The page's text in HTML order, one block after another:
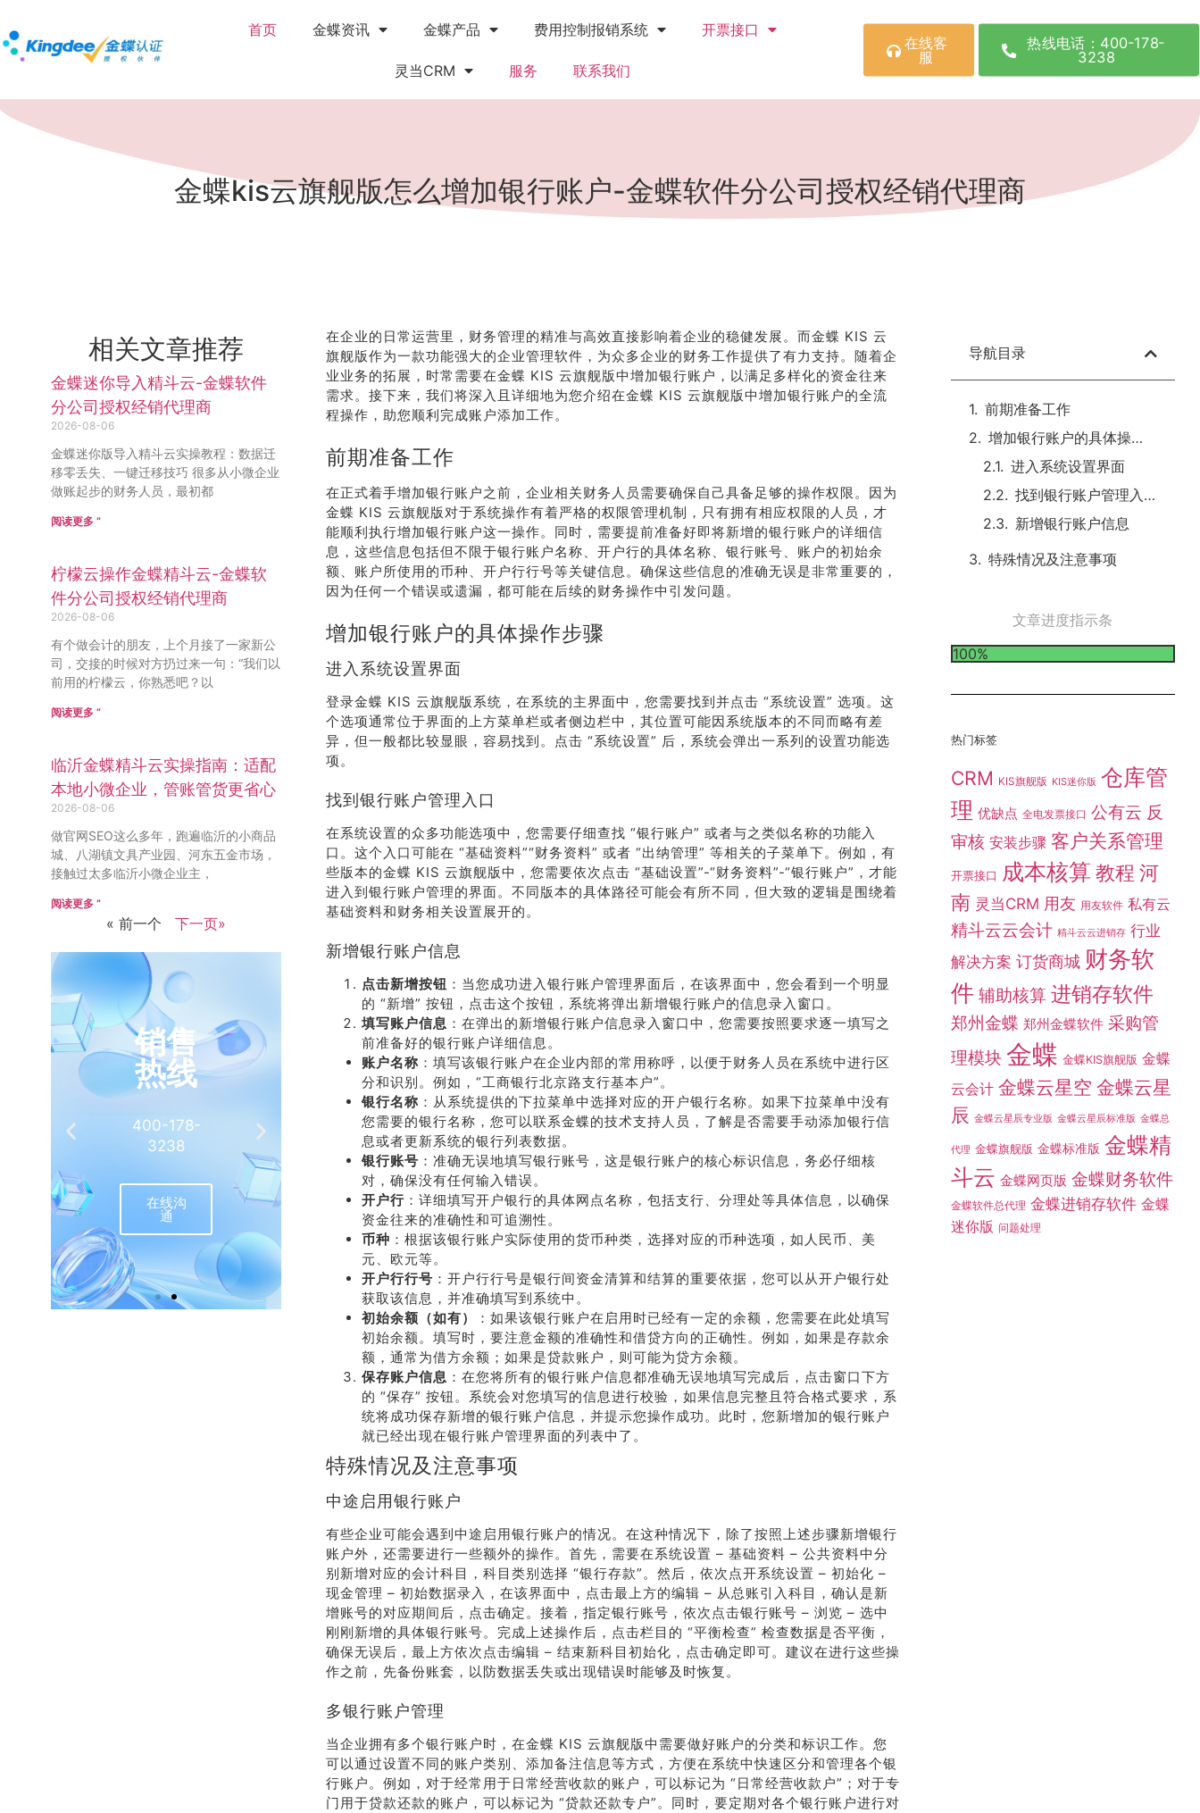
首页 金蝶资讯 金蝶产品 费用控制报销系统 开票接口
灵当CRM 服务 联系我们
在线客
服
热线电话：400-178-
3238
金蝶kis云旗舰版怎么增加银行账户-金蝶软件分公司授权经销代理商
相关文章推荐
金蝶迷你导入精斗云-金蝶软件
分公司授权经销代理商
2026-08-06
金蝶迷你版导入精斗云实操教程：数据迁
移零丢失、一键迁移技巧 很多从小微企业
做账起步的财务人员，最初都
阅读更多 ”
柠檬云操作金蝶精斗云-金蝶软
件分公司授权经销代理商
2026-08-06
有个做会计的朋友，上个月接了一家新公
司，交接的时候对方扔过来一句：“我们以
前用的柠檬云，你熟悉吧？以
阅读更多 ”
临沂金蝶精斗云实操指南：适配
本地小微企业，管账管货更省心
2026-08-06
做官网SEO这么多年，跑遍临沂的小商品
城、八湖镇文具产业园、河东五金市场，
接触过太多临沂小微企业主，
阅读更多 ”
« 前一个 下一页»
销售
热线
400-178-
3238
在线沟
通
推荐
有礼
介绍客户豪礼
相送
联系我
们
销售
热线
400-178-
在线沟
在企业的日常运营里，财务管理的精准与高效直接影响着企业的稳健发展。而金蝶 KIS 云
旗舰版作为一款功能强大的企业管理软件，为众多企业的财务工作提供了有力支持。随着企
业业务的拓展，时常需要在金蝶 KIS 云旗舰版中增加银行账户，以满足多样化的资金往来
需求。接下来，我们将深入且详细地为您介绍在金蝶 KIS 云旗舰版中增加银行账户的全流
程操作，助您顺利完成账户添加工作。
前期准备工作
在正式着手增加银行账户之前，企业相关财务人员需要确保自己具备足够的操作权限。因为
金蝶 KIS 云旗舰版对于系统操作有着严格的权限管理机制，只有拥有相应权限的人员，才
能顺利执行增加银行账户这一操作。同时，需要提前准备好即将新增的银行账户的详细信
息，这些信息包括但不限于银行账户名称、开户行的具体名称、银行账号、账户的初始余
额、账户所使用的币种、开户行行号等关键信息。确保这些信息的准确无误是非常重要的，
因为任何一个错误或遗漏，都可能在后续的财务操作中引发问题。
增加银行账户的具体操作步骤
进入系统设置界面
登录金蝶 KIS 云旗舰版系统，在系统的主界面中，您需要找到并点击 “系统设置” 选项。这
个选项通常位于界面的上方菜单栏或者侧边栏中，其位置可能因系统版本的不同而略有差
异，但一般都比较显眼，容易找到。点击 “系统设置” 后，系统会弹出一系列的设置功能选
项。
找到银行账户管理入口
在系统设置的众多功能选项中，您需要仔细查找 “银行账户” 或者与之类似名称的功能入
口。这个入口可能在 “基础资料”“财务资料” 或者 “出纳管理” 等相关的子菜单下。例如，有
些版本的金蝶 KIS 云旗舰版中，您需要依次点击 “基础设置”-“财务资料”-“银行账户”，才能
进入到银行账户管理的界面。不同版本的具体路径可能会有所不同，但大致的逻辑是围绕着
基础资料和财务相关设置展开的。
新增银行账户信息
点击新增按钮 ：当您成功进入银行账户管理界面后，在该界面中，您会看到一个明显
的 “新增” 按钮，点击这个按钮，系统将弹出新增银行账户的信息录入窗口。
填写账户信息 ：在弹出的新增银行账户信息录入窗口中，您需要按照要求逐一填写之
前准备好的银行账户详细信息。
账户名称：填写该银行账户在企业内部的常用称呼，以便于财务人员在系统中进行区
分和识别。例如，“工商银行北京路支行基本户”。
银行名称：从系统提供的下拉菜单中选择对应的开户银行名称。如果下拉菜单中没有
您需要的银行名称，您可以联系金蝶的技术支持人员，了解是否需要手动添加银行信
息或者更新系统的银行列表数据。
银行账号 ：准确无误地填写银行账号，这是银行账户的核心标识信息，务必仔细核
对，确保没有任何输入错误。
开户行：详细填写开户银行的具体网点名称，包括支行、分理处等具体信息，以确保
资金往来的准确性和可追溯性。
币种 ：根据该银行账户实际使用的货币种类，选择对应的币种选项，如人民币、美
元、欧元等。
开户行行号 ：开户行行号是银行间资金清算和结算的重要依据，您可以从开户银行处
获取该信息，并准确填写到系统中。
初始余额（如有）
：如果该银行账户在启用时已经有一定的余额，您需要在此处填写
初始余额。填写时，要注意金额的准确性和借贷方向的正确性。例如，如果是存款余
额，通常为借方余额；如果是贷款账户，则可能为贷方余额。
保存账户信息 ：在您将所有的银行账户信息都准确无误地填写完成后，点击窗口下方
的 “保存” 按钮。系统会对您填写的信息进行校验，如果信息完整且符合格式要求，系
统将成功保存新增的银行账户信息，并提示您操作成功。此时，您新增加的银行账户
就已经出现在银行账户管理界面的列表中了。
特殊情况及注意事项
中途启用银行账户
有些企业可能会遇到中途启用银行账户的情况。在这种情况下，除了按照上述步骤新增银行
账户外，还需要进行一些额外的操作。首先，需要在系统设置 – 基础资料 – 公共资料中分
别新增对应的会计科目，科目类别选择 “银行存款”。然后，依次点开系统设置 – 初始化 –
现金管理 – 初始数据录入，在该界面中，点击最上方的编辑 – 从总账引入科目，确认是新
增账号的对应期间后，点击确定。接着，指定银行账号，依次点击银行账号 – 浏览 – 选中
刚刚新增的具体银行账号。完成上述操作后，点击栏目的 “平衡检查” 检查数据是否平衡，
确保无误后，最上方依次点击编辑 – 结束新科目初始化，点击确定即可。建议在进行这些操
作之前，先备份账套，以防数据丢失或出现错误时能够及时恢复。
多银行账户管理
当企业拥有多个银行账户时，在金蝶 KIS 云旗舰版中需要做好账户的分类和标识工作。您
可以通过设置不同的账户类别、添加备注信息等方式，方便在系统中快速区分和管理各个银
行账户。例如，对于经常用于日常经营收款的账户，可以标记为 “日常经营收款户”；对于专
门用于贷款还款的账户，可以标记为 “贷款还款专户”。同时，要定期对各个银行账户进行对
导航目录
前期准备工作
增加银行账户的具体操作步骤
进入系统设置界面
找到银行账户管理入口
新增银行账户信息
特殊情况及注意事项
文章进度指示条
100%
热门标签
CRM KIS旗舰版 KIS迷你版 仓库管
理 优缺点 全电发票接口 公有云 反
审核 安装步骤 客户关系管理
开票接口 成本核算 教程 河
南 灵当CRM 用友 用友软件 私有云
精斗云云会计 精斗云云进销存 行业
解决方案 订货商城 财务软
件 辅助核算 进销存软件
郑州金蝶 郑州金蝶软件 采购管
理模块 金蝶 金蝶KIS旗舰版 金蝶
云会计 金蝶云星空 金蝶云星
辰 金蝶云星辰专业版 金蝶云星辰标准版 金蝶总
代理 金蝶旗舰版 金蝶标准版 金蝶精
斗云 金蝶网页版 金蝶财务软件
金蝶软件总代理 金蝶进销存软件 金蝶
迷你版 问题处理